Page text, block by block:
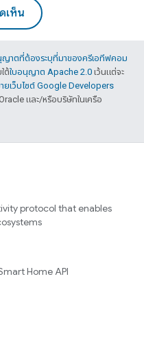
เห็น
ญาตที่ต้องระบุที่มาของครีเอทีฟคอม
ต้ใบอนุญาต Apache 2.0 เว้นแต่จะ
ยเว็บไซต์ Google Developers
และ/หรือบริษัทในเครือ
protocol that enables
Home API